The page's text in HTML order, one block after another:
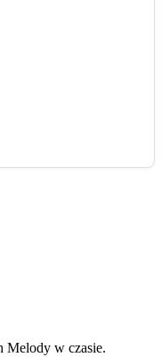
Melody w czasie.